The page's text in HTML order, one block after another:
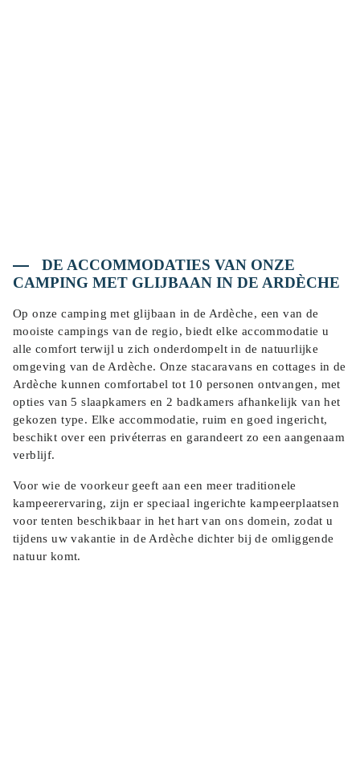
DE ACCOMMODATIES VAN ONZE
CAMPING MET GLIJBAAN IN DE ARDÈCHE
Op onze camping met glijbaan in de Ardèche, een van de
mooiste campings van de regio, biedt elke accommodatie u
alle comfort terwijl u zich onderdompelt in de natuurlijke
omgeving van de Ardèche. Onze stacaravans en cottages in de
Ardèche kunnen comfortabel tot 10 personen ontvangen, met
opties van 5 slaapkamers en 2 badkamers afhankelijk van het
gekozen type. Elke accommodatie, ruim en goed ingericht,
beschikt over een privéterras en garandeert zo een aangenaam
verblijf.
Voor wie de voorkeur geeft aan een meer traditionele
kampeerervaring, zijn er speciaal ingerichte kampeerplaatsen
voor tenten beschikbaar in het hart van ons domein, zodat u
tijdens uw vakantie in de Ardèche dichter bij de omliggende
natuur komt.